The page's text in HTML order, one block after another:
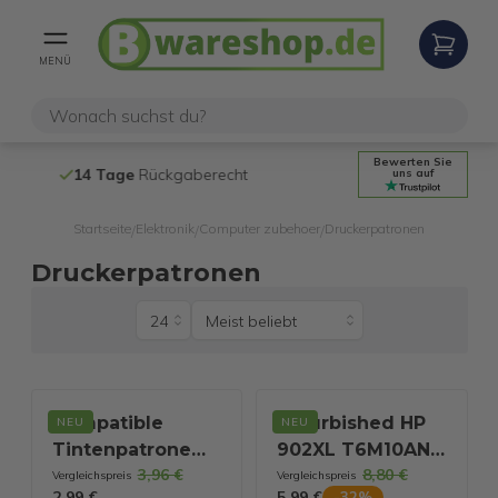
MENÜ
14 TageRückgaberecht Kostenloser
Bewerten Sie
uns auf
Startseite Elektronik Computer zubehoer Druckerpatronen
Druckerpatronen
NEU
Kompatible
Tintenpatrone
mit: HP 903XL
Vergleichspreis 3,96 €
NEU
Refurbished HP
902XL T6M10AN
Tintenpatrone
Vergleichspreis 8,80 €